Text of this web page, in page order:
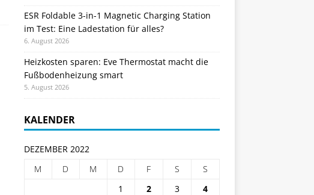
ESR Foldable 3-in-1 Magnetic Charging Station
im Test: Eine Ladestation für alles?
6. August 2026
Heizkosten sparen: Eve Thermostat macht die
Fußbodenheizung smart
5. August 2026
KALENDER
DEZEMBER 2022
M
D M D F S
S
1
2 3
4